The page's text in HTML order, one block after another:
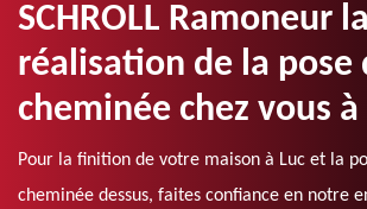
SCHROLL Ramoneur la
réalisation de la pose
cheminée chez vous à
Pour la finition de votre maison à Luc et la
cheminée dessus, faites confiance en notre